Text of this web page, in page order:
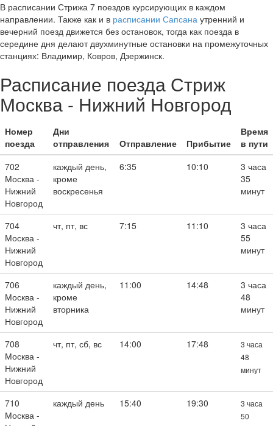
В расписании Стрижа 7 поездов курсирующих в каждом
направлении. Также как и в расписании Сапсана утренний и
вечерний поезд движется без остановок, тогда как поезда в
середине дня делают двухминутные остановки на промежуточных
станциях: Владимир, Ковров, Дзержинск.
Расписание поезда Стриж
Москва - Нижний Новгород
Номер
поезда
Дни
отправления
Отправление Прибытие
Время
в пути
702
Москва -
Нижний
Новгород
каждый день,
кроме
воскресенья
6:35 10:10
3 часа
35
минут
704
Москва -
Нижний
Новгород
чт, пт, вс 7:15 11:10
3 часа
55
минут
706
Москва -
Нижний
Новгород
каждый день,
кроме
вторника
11:00 14:48
3 часа
48
минут
708
Москва -
Нижний
Новгород
чт, пт, сб, вс 14:00 17:48
3 часа
48
минут
710
Москва -
каждый день 15:40 19:30
3 часа
50